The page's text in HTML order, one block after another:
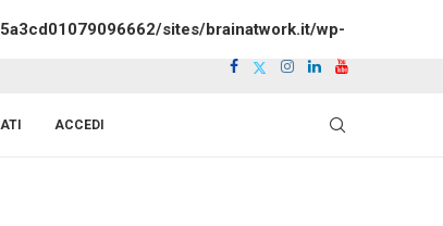
sites/brainatwork.it/wp-
ACCEDI